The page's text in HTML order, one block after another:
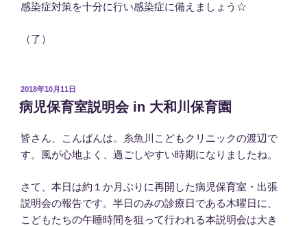
感染症対策を十分に行い感染症に備えましょう☆
（了）
投
稿
日:
2018年10月11日
病児保育室説明会 in 大和川保育園
皆さん、こんばんは。糸魚川こどもクリニックの渡辺で
す。風が心地よく、過ごしやすい時期になりましたね。
さて、本日は約１か月ぶりに再開した病児保育室・出張
説明会の報告です。半日のみの診療日である木曜日に、
こどもたちの午睡時間を狙って行われる本説明会は大き